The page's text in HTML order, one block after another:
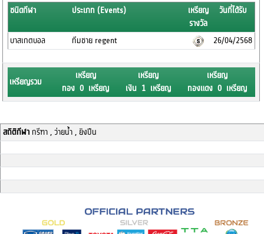
ชนิดกีฬา ประเภท (Events)
เหรียญ
รางวัล
วันที่ได้รับ
บาสเกตบอล ทีมชาย regent 26/04/2568
เหรียญรวม
เหรียญ
ทอง 0 เหรียญ
เหรียญ
เงิน 1 เหรียญ
เหรียญ
ทองแดง 0 เหรียญ
สถิติกีฬากรีฑา , ว่ายน้ำ , ยิงปืน